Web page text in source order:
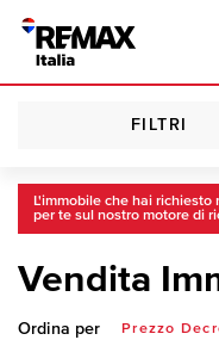
FILTRI
L'immobile che hai
per te sul nostro motore di
Vendita
Ordina per